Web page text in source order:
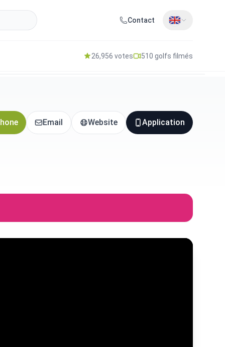
Contact
26,956 votes 510 golfs filmés
Email Website Application